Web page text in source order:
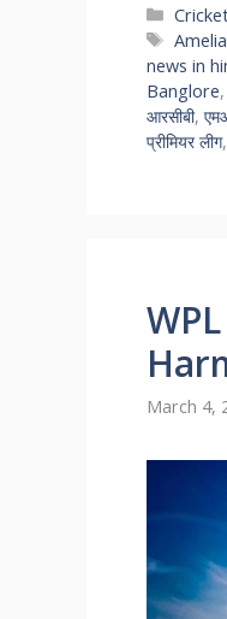
Tags
news in
Banglore,
आरसीबी,
प्रीमियर लीग,
March 4,